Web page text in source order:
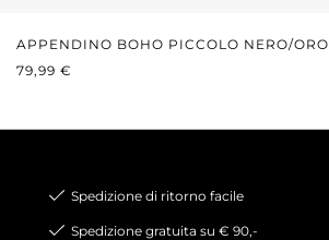
APPENDINO BOHO PICCOLO NERO/ORO
PREZZO NORMALE:
79,99 €
Spedizione di ritorno facile
Spedizione gratuita su € 90,-